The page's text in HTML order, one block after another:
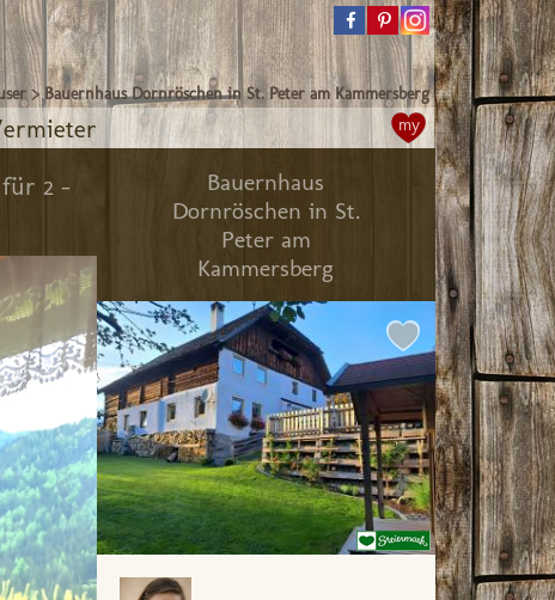
>Bauernhaus Dornröschen in St. Peter am Kammersberg
my
für 2 -
Bauernhaus
Dornröschen in St.
Peter am
Kammersberg